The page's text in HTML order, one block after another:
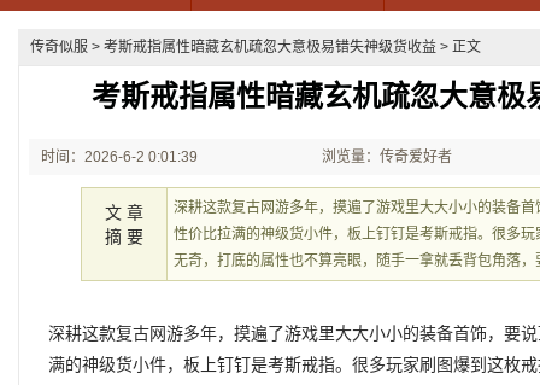
传奇似服 > 考斯戒指属性暗藏玄机疏忽大意极易错失神级货收益 > 正文
考斯戒指属性暗藏玄机疏忽大意极
时间：2026-6-2 0:01:39 浏览量：传奇爱好者
文 章
摘 要
深耕这款复古网游多年，摸遍了游戏里大大小小的装备
性价比拉满的神级货小件，板上钉钉是考斯戒指。很多
无奇，打底的属性也不算亮眼，随手一拿就丢背包角落，
深耕这款复古网游多年，摸遍了游戏里大大小小的装备首饰，要
满的神级货小件，板上钉钉是考斯戒指。很多玩家刷图爆到这枚